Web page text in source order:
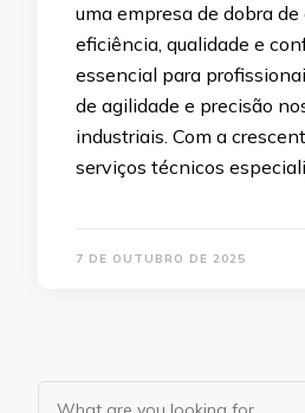
uma empresa de dobra de
eficiência, qualidade e
essencial para
de agilidade e precisão
industriais. Com a
serviços técnicos
7 DE OUTUBRO DE 2025
Looking